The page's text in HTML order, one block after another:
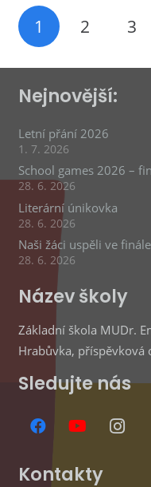
1 2 3
Nejnovější:
Letní přání 2026
1. 7. 2026
School games 2026 –
28. 6. 2026
Literární únikovka
28. 6. 2026
Naši žáci uspěli ve
28. 6. 2026
Název školy
Základní škola MUDr.
Hrabůvka, příspěvková
Sledujte nás
Kontakty